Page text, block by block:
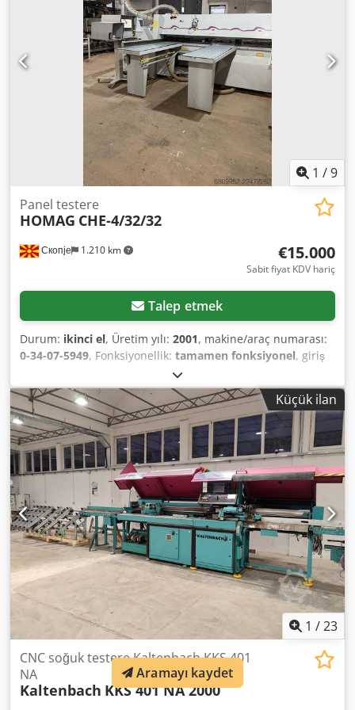
1 /9
Скопје 1.210 km
Panel testere
HOMAG CHE-4/32/32
€15.000
Sabit fiyat KDV hariç
Talep etmek
Durum: ikinci el, Üretim yılı: 2001, makine/araç numarası:
0-34-07-5949, Fonksiyonellik: tamamen fonksiyonel, giriş
, giriş frekansı:
yüksekliği (maks.):320 mm, kesme genişliği (maks.):60
mm, 2002 model, kullanılmış HOMAG Optimat chf 41
dairesel tabla testeresini sunuyoruz. Üretici: HOMAG
Model: Optimat chf 41 Dwedpfszq Hwhsx Afusa Üretim yılı:
2002 Durumu: kullanılmış Kategori kimliği: 2094 Tip kimliği:
1612 Makine tipi: dairesel tabla testeresi Herhangi bir
sorunuz olursa veya daha fazla bilgiye ihtiyaç duyarsanız,
bize bir mesaj göndermekten veya bizi aramaktan
çekinmeyin.
Küçük ilan
1 /23
CNC soğuk testere Kaltenbach KKS 401
NA
Kaltenbach KKS 401 NA 2000
Aramayı kaydet